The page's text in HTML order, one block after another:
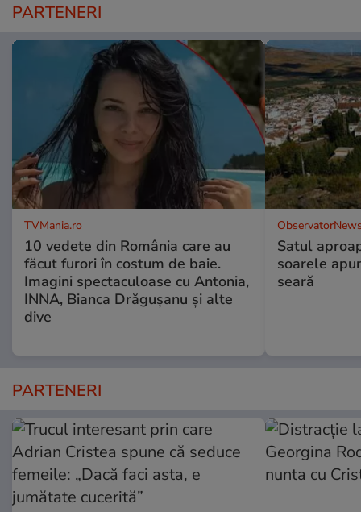
PARTENERI
TVMania.ro
10 vedete din România care au
făcut furori în costum de baie.
Imagini spectaculoase cu Antonia,
INNA, Bianca Drăgușanu și alte
dive
Satul
soarele
seară
PARTENERI